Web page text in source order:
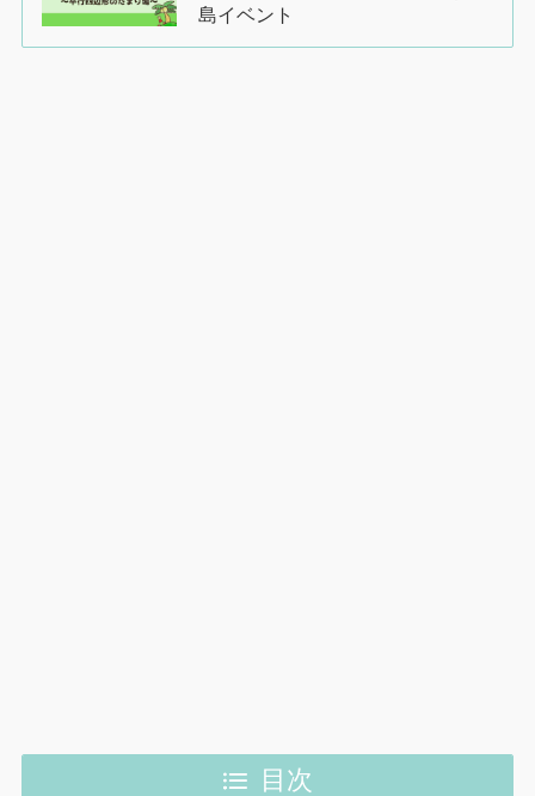
島イベント
目次